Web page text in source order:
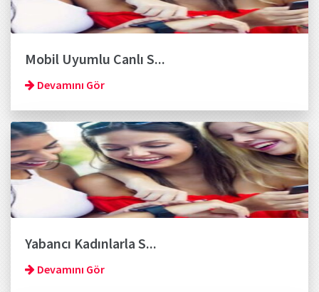
Mobil Uyumlu Canlı S...
Devamını Gör
Yabancı Kadınlarla S...
Devamını Gör